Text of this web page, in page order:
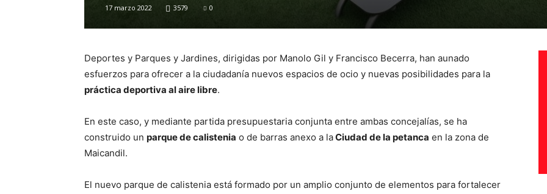
17 marzo 2022 3579 0
Deportes y Parques y Jardines, dirigidas por Manolo Gil y Francisco Becerra, han aunado
esfuerzos para ofrecer a la ciudadanía nuevos espacios de ocio y nuevas posibilidades para la
práctica deportiva al aire libre.
En este caso, y mediante partida presupuestaria conjunta entre ambas concejalías, se ha
construido un parque de calistenia o de barras anexo a laCiudad de la petanca en la zona de
Maicandil.
El nuevo parque de calistenia está formado por un amplio conjunto de elementos para fortalecer